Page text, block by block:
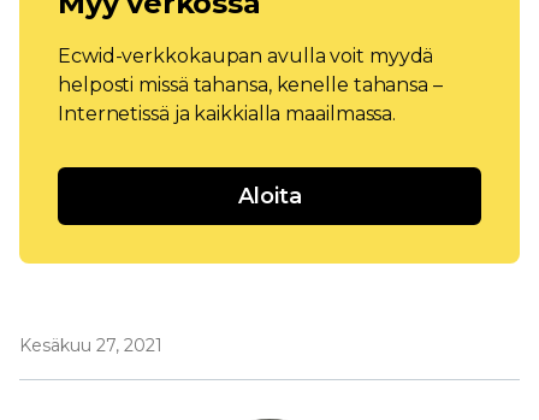
Ecwid-verkkokaupan avulla voit myydä
helposti missä tahansa, kenelle tahansa –
Internetissä ja kaikkialla maailmassa.
Aloita
Kesäkuu 27, 2021